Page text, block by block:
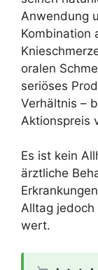
Anwendung
Kombination
oralen
seriöses
Verhältnis –
Aktionspreis
Es ist kein
ärztliche
Alltag jedoch
wert.